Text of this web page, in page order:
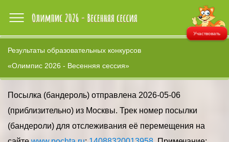
Участвовать
Результаты образовательных конкурсов
«Олимпис 2026 - Весенняя сессия»
Посылка (бандероль) отправлена 2026-05-06
(приблизительно) из Москвы. Трек номер посылки
(бандероли) для отслеживания её перемещения на